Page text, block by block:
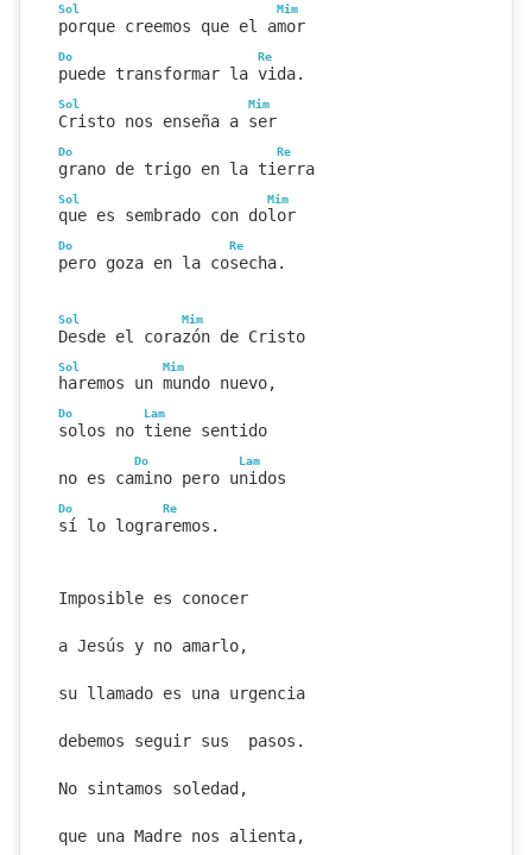
Sol Mim
porque creemos que el amor
Do Re
puede transformar la vida.
Sol Mim
Cristo nos enseña a ser
Do Re
grano de trigo en la tierra
Sol Mim
que es sembrado con dolor
Do Re
pero goza en la cosecha.
Sol Mim
Desde el corazón de Cristo
Sol Mim
haremos un mundo nuevo,
Do Lam
solos no tiene sentido
Do Lam
no es camino pero unidos
Do Re
sí lo lograremos.
Imposible es conocer
a Jesús y no amarlo,
su llamado es una urgencia
debemos seguir sus  pasos.
No sintamos soledad,
que una Madre nos alienta,